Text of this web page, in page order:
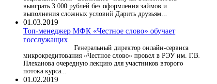
выиграть 3 000 рублей без оформления займов и
выполнения сложных условий Дарить друзьям...
01.03.2019
Топ-менеджер МФК «Честное слово» обучает
госслужащих
Генеральный директор онлайн-сервиса
микрокредитования «Честное слово» провел в РЭУ им. Г.В.
Плеханова очередную лекцию для участников второго
потока курса...
01.02.2019